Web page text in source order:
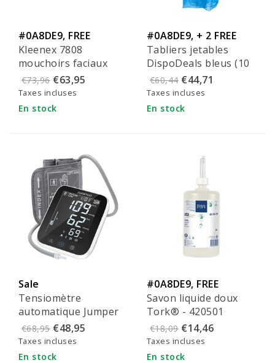
#0A8DE9, FREE
shipping
Kleenex 7808
mouchoirs faciaux
€73,96 €63,95
Taxes incluses
En stock
#0A8DE9, + 2 FREE
FILTERS
Tabliers jetables
DispoDeals bleus (10
pièces)
€60,44 €44,71
Taxes incluses
En stock
Sale
Tensiomètre
automatique Jumper
pour le bras avec
Bluetooth - JPD-
HA121
€68,95 €48,95
Taxes incluses
En stock
#0A8DE9, FREE
shipping
Savon liquide doux
Tork® - 420501
€18,09 €14,46
Taxes incluses
En stock